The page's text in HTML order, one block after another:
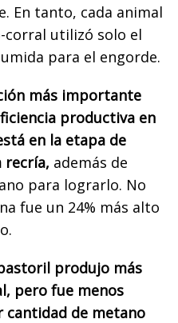
En tanto, cada animal
corral utilizó solo el
para el engorde.
más importante
productiva en
en la etapa de
recría, además de
para lograrlo. No
fue un 24% más alto
produjo más
pero fue menos
cantidad de metano